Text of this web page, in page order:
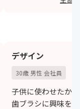
デザイン
30歳 男性 会社員
子供に使わせたか
歯ブラシに興味を